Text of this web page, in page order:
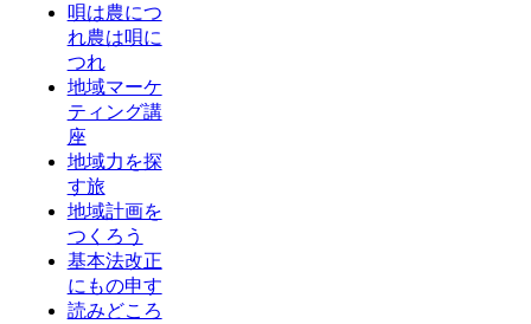
唄は農につ
れ農は唄に
つれ
地域マーケ
ティング講
座
地域力を探
す旅
地域計画を
つくろう
基本法改正
にもの申す
読みどころ